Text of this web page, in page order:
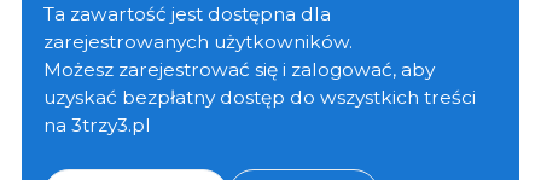
porównaniu z lipcem i o 4,5 punktu (4,1%) w
porównaniu z sierpniem 2024 r.
Ta zawartość jest dostępna dla
zarejestrowanych użytkowników.
Możesz zarejestrować się i zalogować, aby
uzyskać bezpłatny dostęp do wszystkich treści
na 3trzy3.pl